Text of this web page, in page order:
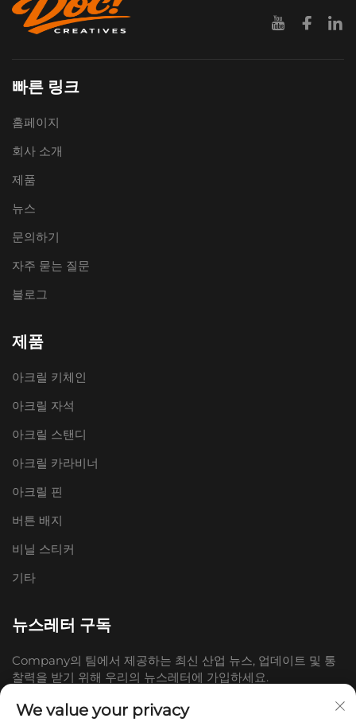
빠른 링크
홈페이지
회사 소개
제품
뉴스
문의하기
자주 묻는 질문
블로그
제품
아크릴 키체인
아크릴 자석
아크릴 스탠디
아크릴 카라비너
아크릴 핀
버튼 배지
비닐 스티커
기타
뉴스레터 구독
Company의 팀에서 제공하는 최신 산업 뉴스, 업데이트 및 통
찰력을 받기 위해 우리의 뉴스레터에 가입하세요.
We value your privacy